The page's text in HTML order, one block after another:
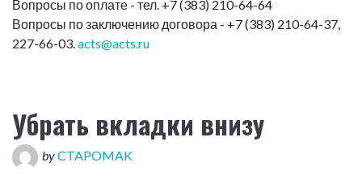
Вопросы по оплате - тел. +7 (383) 210-64-64
Вопросы по заключению договора - +7 (383) 210-64-37,
227-66-03.acts@acts.ru
Убрать вкладки внизу
byCTAPOMAK